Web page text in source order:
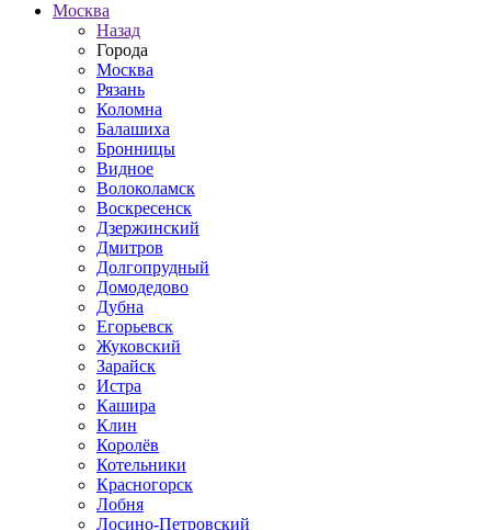
Москва
Назад
Города
Москва
Рязань
Коломна
Балашиха
Бронницы
Видное
Волоколамск
Воскресенск
Дзержинский
Дмитров
Долгопрудный
Домодедово
Дубна
Егорьевск
Жуковский
Зарайск
Истра
Кашира
Клин
Королёв
Котельники
Красногорск
Лобня
Лосино-Петровский